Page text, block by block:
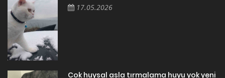
17.05.2026
Cok huysal asla tırmalama huyu yok yeni